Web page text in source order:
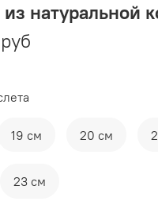
из натуральной
19 см 20 см
23 см